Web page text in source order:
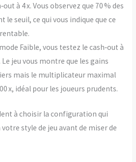
à 4 x. Vous observez que 70 % des
le seuil, ce qui vous indique que ce
Faible, vous testez le cash‑out à
Le jeu vous montre que les gains
mais le multiplicateur maximal
x, idéal pour les joueurs prudents.
à choisir la configuration qui
style de jeu avant de miser de